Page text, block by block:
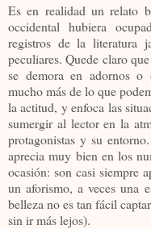
Es en realidad un relato
occidental hubiera
registros de la literatura
peculiares. Quede claro
se demora en adornos o
mucho más de lo que
la actitud, y enfoca las
sumergir al lector en la
protagonistas y su
aprecia muy bien en los
ocasión: son casi siempre
un aforismo, a veces una
belleza no es tan fácil
sin ir más lejos).